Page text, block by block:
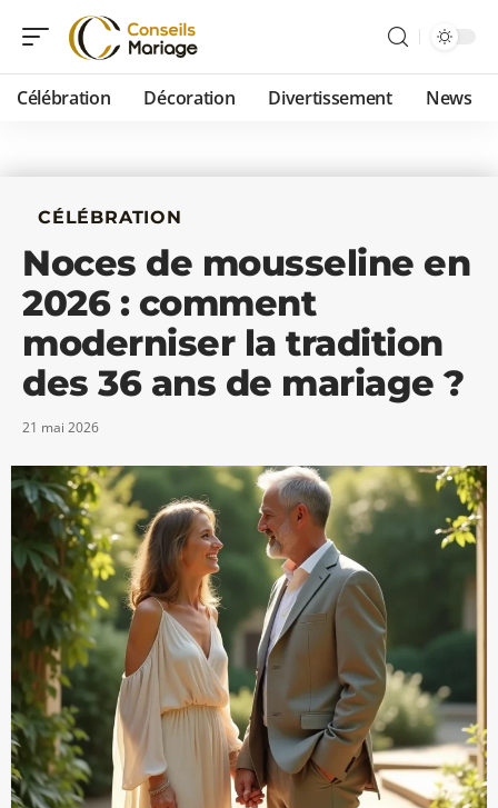
Célébration Décoration Divertissement News
CÉLÉBRATION
Noces de mousseline en
2026 : comment
moderniser la tradition
des 36 ans de mariage ?
21 mai 2026